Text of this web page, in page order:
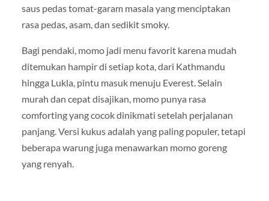
saus pedas tomat-garam masala yang menciptakan
rasa pedas, asam, dan sedikit smoky.
Bagi pendaki, momo jadi menu favorit karena mudah
ditemukan hampir di setiap kota, dari Kathmandu
hingga Lukla, pintu masuk menuju Everest. Selain
murah dan cepat disajikan, momo punya rasa
comforting yang cocok dinikmati setelah perjalanan
panjang. Versi kukus adalah yang paling populer, tetapi
beberapa warung juga menawarkan momo goreng
yang renyah.